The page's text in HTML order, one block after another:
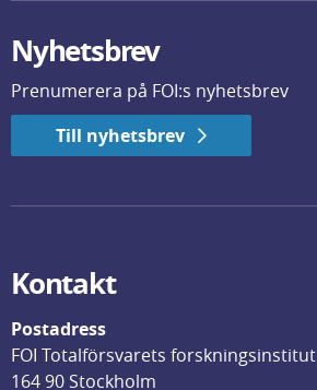
Nyhetsbrev
Prenumerera på FOI:s nyhetsbrev
Till nyhetsbrev
Kontakt
Postadress
FOI Totalförsvarets forskningsinstitut
164 90 Stockholm